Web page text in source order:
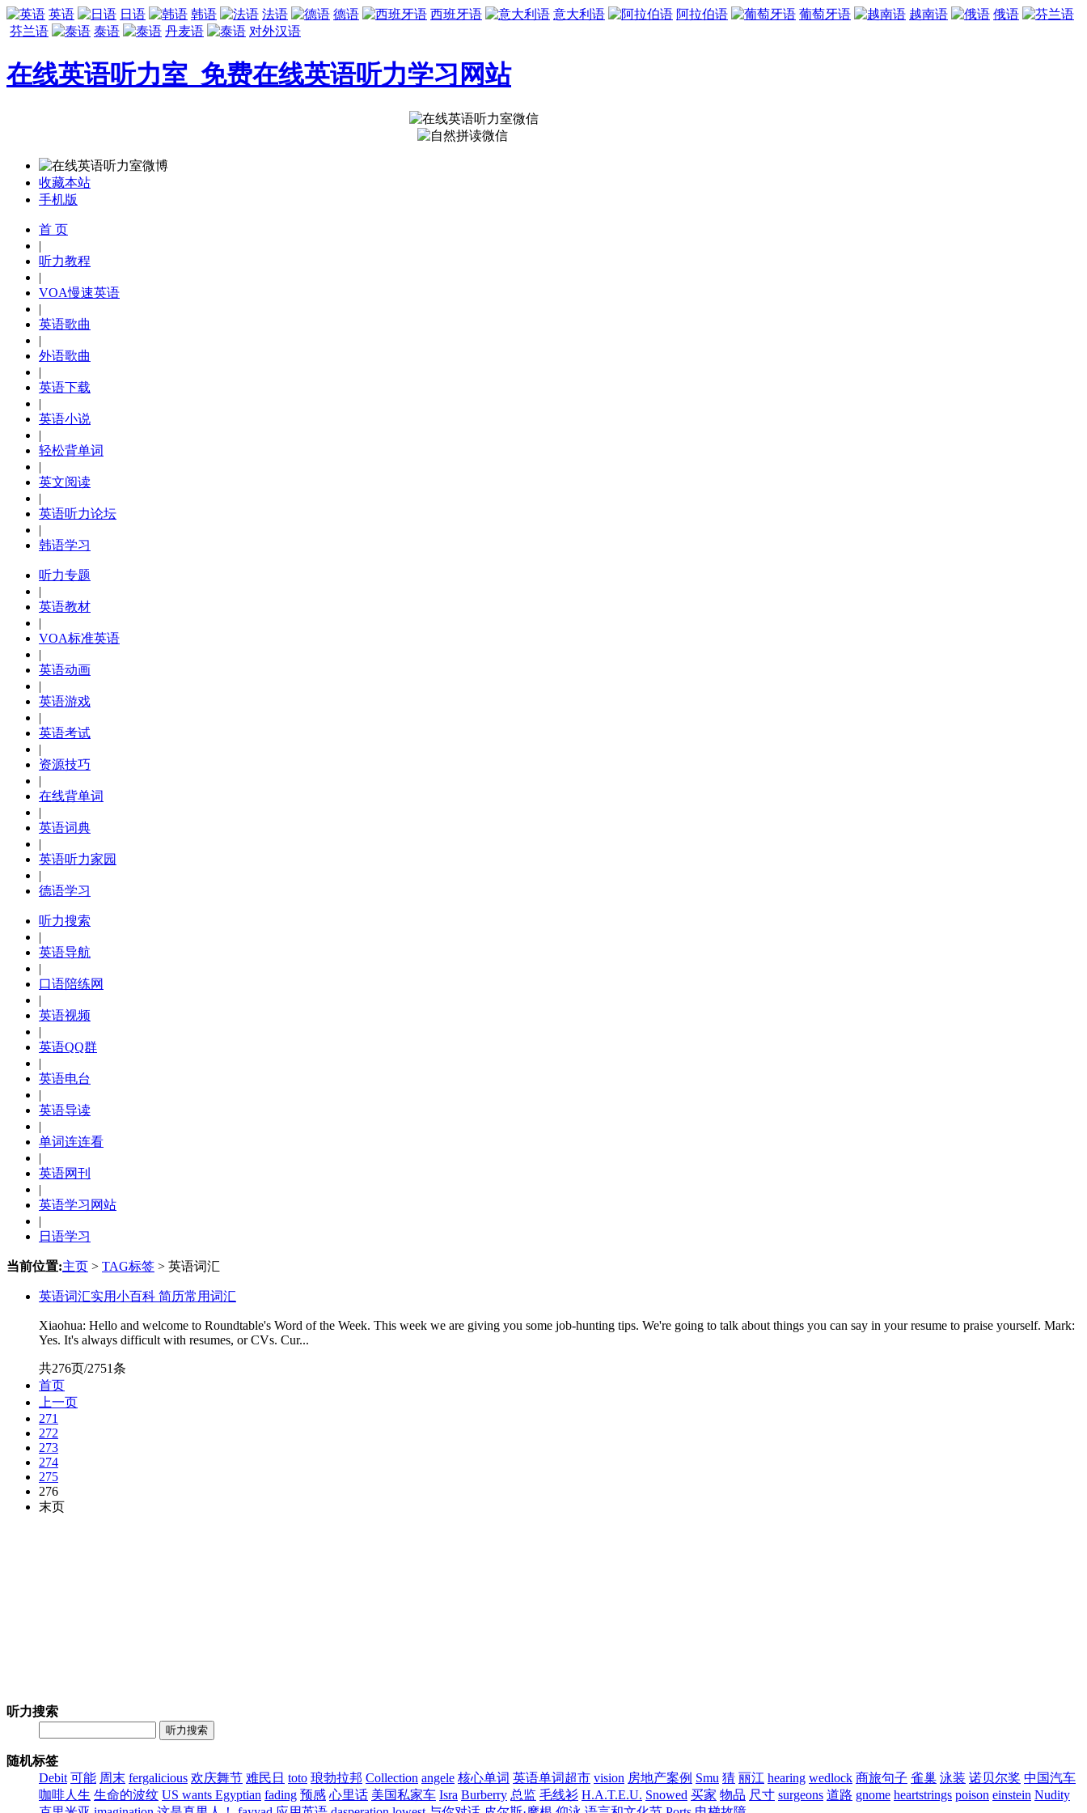
英语 日语 韩语 法语 德语 西班牙语 意大利语 阿拉伯语 葡萄牙语 越南语
俄语
芬兰语
泰语 丹麦语 对外汉语
在线英语听力室_免费在线英语听力学习网站
收藏本站
手机版
首 页
|
听力教程
|
VOA慢速英语
|
英语歌曲
|
外语歌曲
|
英语下载
|
英语小说
|
轻松背单词
|
英文阅读
|
英语听力论坛
|
韩语学习
听力专题
|
英语教材
|
VOA标准英语
|
英语动画
|
英语游戏
|
英语考试
|
资源技巧
|
在线背单词
|
英语词典
|
英语听力家园
|
德语学习
听力搜索
|
英语导航
|
口语陪练网
|
英语视频
|
英语QQ群
|
英语电台
|
英语导读
|
单词连连看
|
英语网刊
|
英语学习网站
|
日语学习
当前位置:主页 > TAG标签 > 英语词汇
英语词汇实用小百科 简历常用词汇
Xiaohua: Hello and welcome to Roundtable's Word of the Week. This week we are giving you some job-hunting tips. We're going to talk about things you can say in your resume to praise yourself. Mark:
Yes. It's always difficult with resumes, or CVs. Cur...
共276页/2751条
首页
上一页
271
272
273
274
275
276
末页
听力搜索
听力搜索
随机标签
Debit 可能 周末 fergalicious 欢庆舞节 难民日 toto 琅勃拉邦 Collection angele 核心单词 英语单词超市 vision 房地产案例 Smu 猜 丽江 hearing wedlock 商旅句子 雀巢 泳装 诺贝尔奖 中国汽车
咖啡人生 生命的波纹 US wants Egyptian fading 预感 心里话 美国私家车 Isra Burberry 总监 毛线衫 H.A.T.E.U. Snowed 买家 物品 尺寸 surgeons 道路 gnome heartstrings poison einstein Nudity